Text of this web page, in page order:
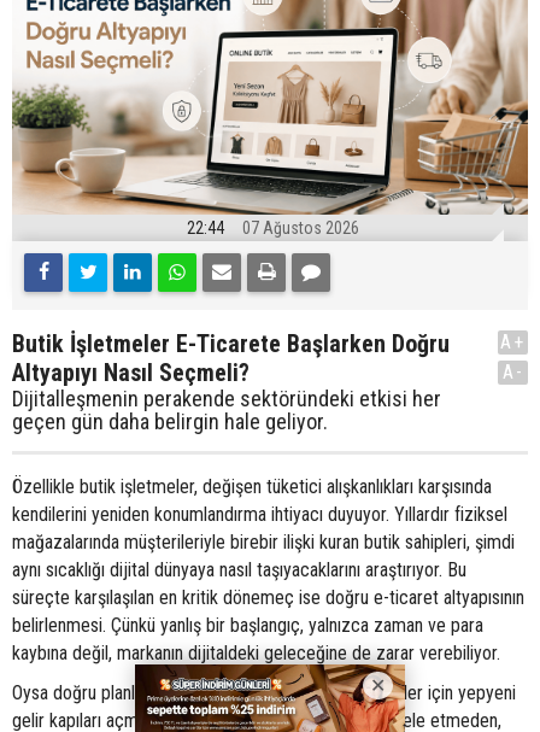
22:44 07 Ağustos 2026
Butik İşletmeler E-Ticarete Başlarken Doğru
Altyapıyı Nasıl Seçmeli?
Dijitalleşmenin perakende sektöründeki etkisi her
geçen gün daha belirgin hale geliyor.
A+
A-
Özellikle butik işletmeler, değişen tüketici alışkanlıkları karşısında
kendilerini yeniden konumlandırma ihtiyacı duyuyor. Yıllardır fiziksel
mağazalarında müşterileriyle birebir ilişki kuran butik sahipleri, şimdi
aynı sıcaklığı dijital dünyaya nasıl taşıyacaklarını araştırıyor. Bu
süreçte karşılaşılan en kritik dönemeç ise doğru e-ticaret altyapısının
belirlenmesi. Çünkü yanlış bir başlangıç, yalnızca zaman ve para
kaybına değil, markanın dijitaldeki geleceğine de zarar verebiliyor.
Oysa doğru planlanmış bir geçiş süreci, butik işletmeler için yepyeni
gelir kapıları açma potansiyeli taşıyor. Önemli olan acele etmeden,